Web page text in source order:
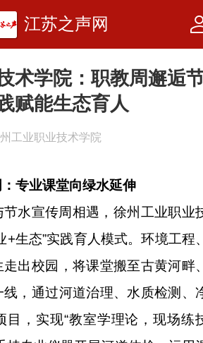
江苏之声网
术学院：职教周邂逅
赋能生态育人
工业职业技术学院
专业课堂向绿水延伸
水宣传周相遇，徐州工业职业
生态”实践育人模式。环境工程、
出校园，将课堂搬至古黄河畔、
，通过河道治理、水质检测、
目，实现“教室学理论，现场练